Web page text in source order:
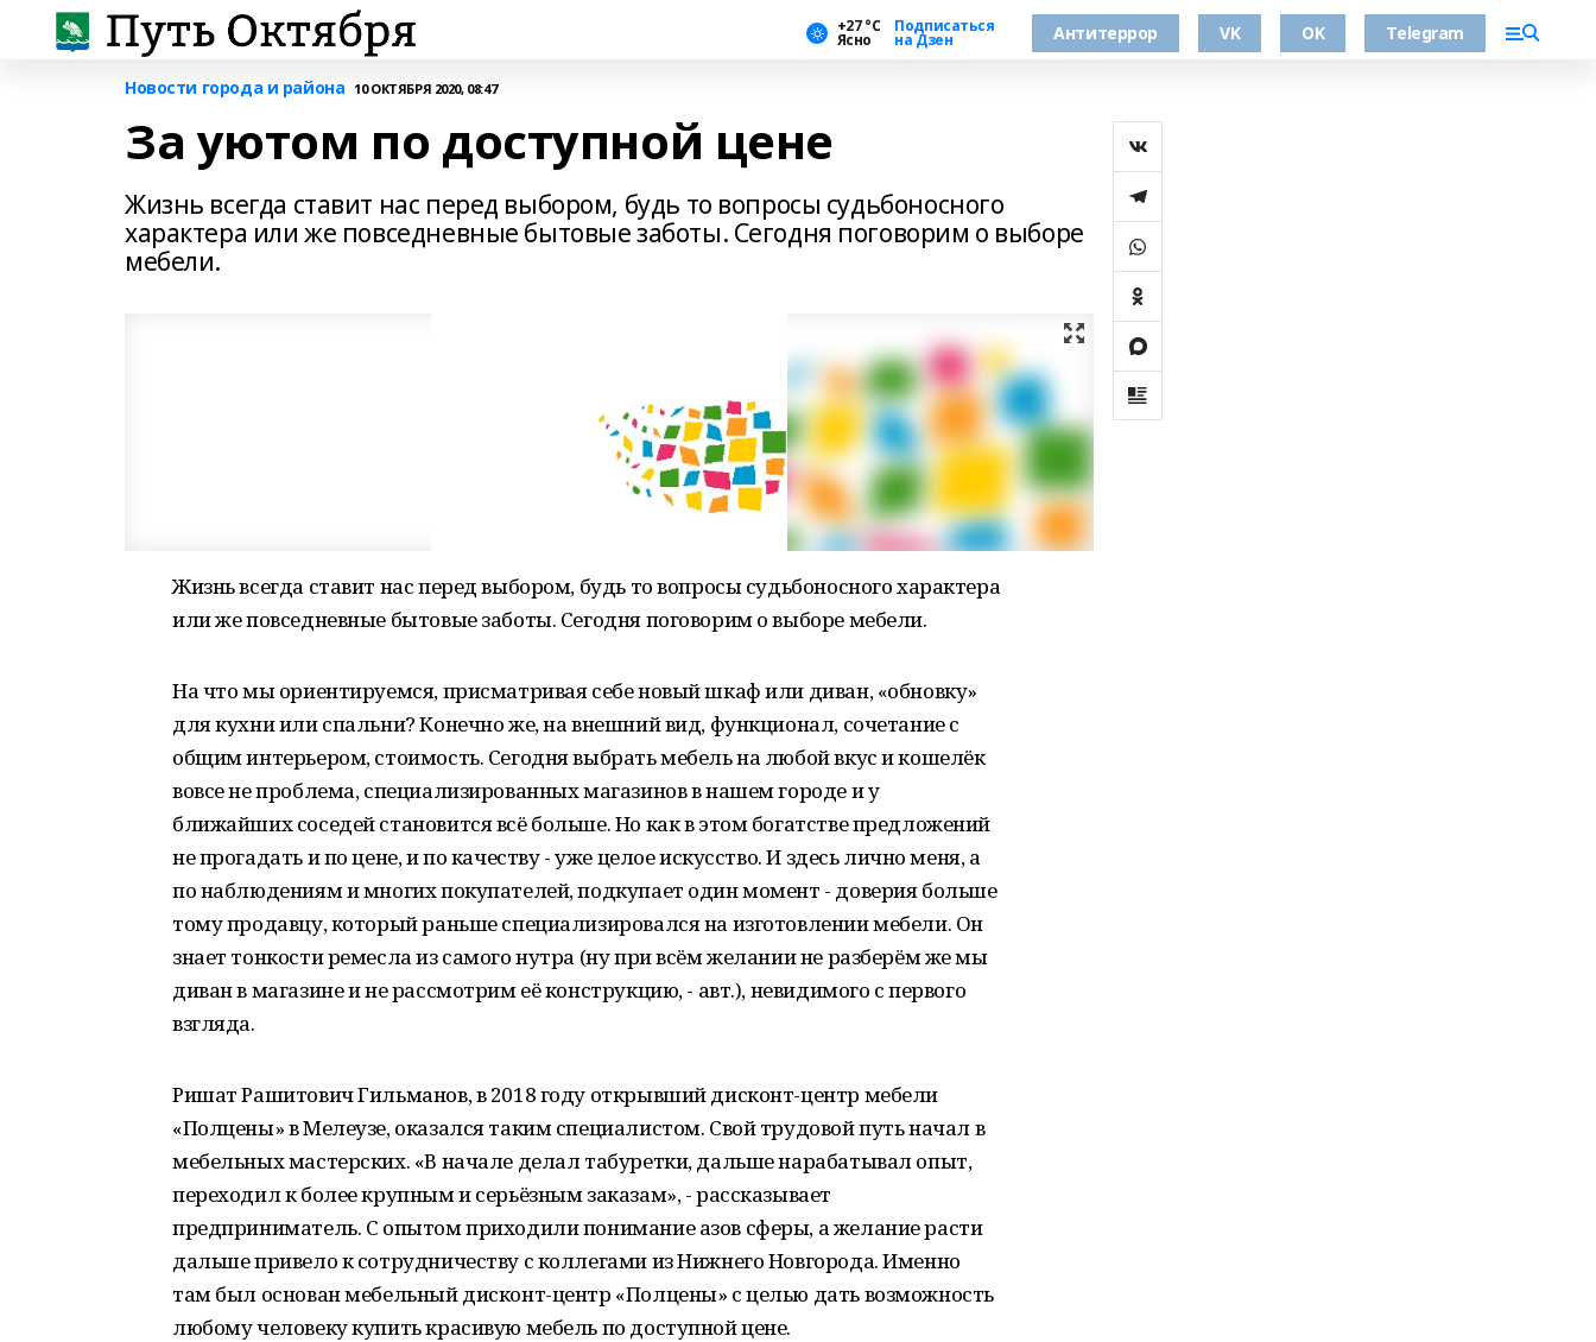
+27 °С
Ясно
Подписаться
на Дзен Антитеррор VK OK Telegram
Новости города и района 10 ОКТЯБРЯ 2020, 08:47
За уютом по доступной цене
Жизнь всегда ставит нас перед выбором, будь то вопросы судьбоносного
характера или же повседневные бытовые заботы. Сегодня поговорим о выборе
мебели.
Жизнь всегда ставит нас перед выбором, будь то вопросы судьбоносного характера
или же повседневные бытовые заботы. Сегодня поговорим о выборе мебели.
На что мы ориентируемся, присматривая себе новый шкаф или диван, «обновку»
для кухни или спальни? Конечно же, на внешний вид, функционал, сочетание с
общим интерьером, стоимость. Сегодня выбрать мебель на любой вкус и кошелёк
вовсе не проблема, специализированных магазинов в нашем городе и у
ближайших соседей становится всё больше. Но как в этом богатстве предложений
не прогадать и по цене, и по качеству - уже целое искусство. И здесь лично меня, а
по наблюдениям и многих покупателей, подкупает один момент - доверия больше
тому продавцу, который раньше специализировался на изготовлении мебели. Он
знает тонкости ремесла из самого нутра (ну при всём желании не разберём же мы
диван в магазине и не рассмотрим её конструкцию, - авт.), невидимого с первого
взгляда.
Ришат Рашитович Гильманов, в 2018 году открывший дисконт-центр мебели
«Полцены» в Мелеузе, оказался таким специалистом. Свой трудовой путь начал в
мебельных мастерских. «В начале делал табуретки, дальше нарабатывал опыт,
переходил к более крупным и серьёзным заказам», - рассказывает
предприниматель. С опытом приходили понимание азов сферы, а желание расти
дальше привело к сотрудничеству с коллегами из Нижнего Новгорода. Именно
там был основан мебельный дисконт-центр «Полцены» с целью дать возможность
любому человеку купить красивую мебель по доступной цене.